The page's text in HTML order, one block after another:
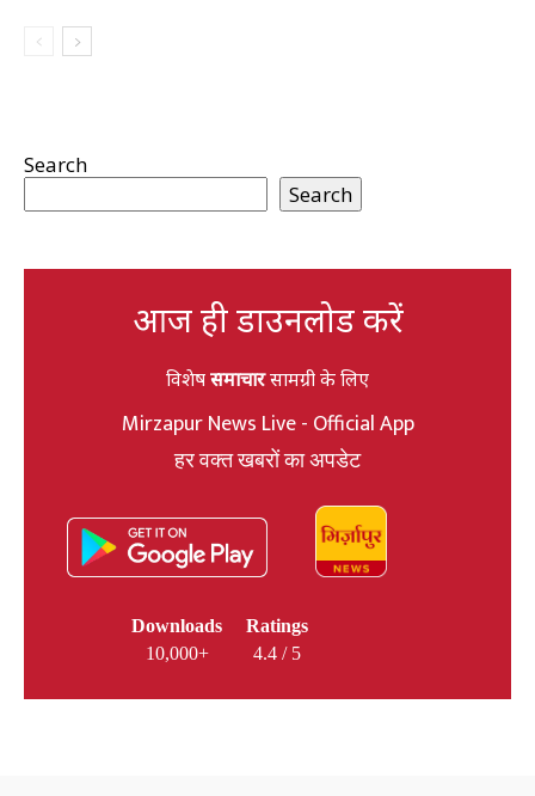
Search
Search
आज ही डाउनलोड करें
विशेषसमाचारसामग्री के लिए
Mirzapur News Live - Official App
हर वक्त खबरों का अपडेट
Downloads
10,000+
Ratings
4.4 / 5